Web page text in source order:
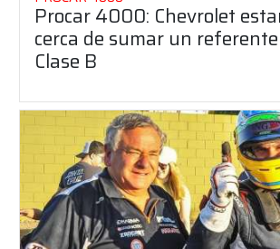
Procar 4000: Chevrolet
cerca de sumar un
Clase B